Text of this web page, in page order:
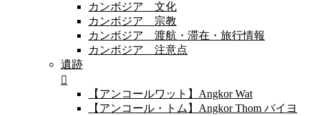
カンボジア 文化
カンボジア 宗教
カンボジア 渡航・滞在・旅行情報
カンボジア 注意点
遺跡
【アンコールワット】Angkor Wat
【アンコール・トム】Angkor Thom バイヨ